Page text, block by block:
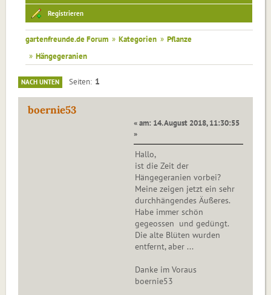
Registrieren
gartenfreunde.de Forum » Kategorien » Pflanze
» Hängegeranien
NACH UNTEN Seiten 1
boernie53
« am: 14. August 2018, 11:30:55
»
Hallo,
ist die Zeit der
Hängegeranien vorbei?
Meine zeigen jetzt ein sehr
durchhängendes Äußeres.
Habe immer schön
gegeossen und gedüngt.
Die alte Blüten wurden
entfernt, aber ...
Danke im Voraus
boernie53